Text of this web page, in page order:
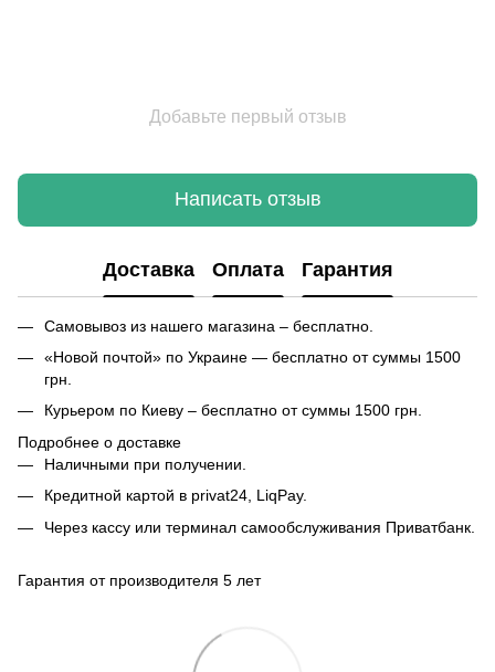
Добавьте первый отзыв
Написать отзыв
Доставка Оплата Гарантия
Самовывоз из нашего магазина – бесплатно.
«Новой почтой» по Украине — бесплатно от суммы 1500
грн.
Курьером по Киеву – бесплатно от суммы 1500 грн.
Подробнее о доставке
Наличными при получении.
Кредитной картой в privat24, LiqPay.
Через кассу или терминал самообслуживания Приватбанк.
Гарантия от производителя 5 лет